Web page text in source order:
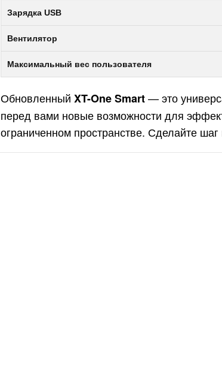
Зарядка USB
Вентилятор
Максимальный вес пользователя
Обновленный XT-One Smart— это
перед вами новые возможности для
ограниченном пространстве. Сделайте